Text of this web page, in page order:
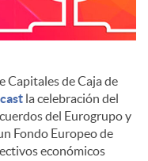
Capitales de Caja de
la celebración del
del Eurogrupo y
Fondo Europeo de
económicos